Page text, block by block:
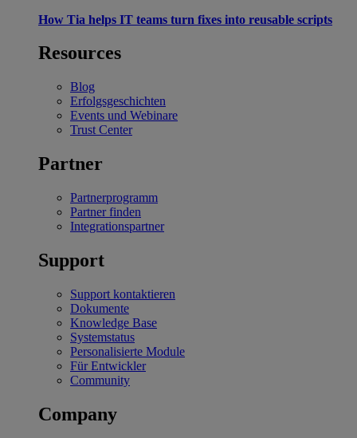
How Tia helps IT teams turn fixes into reusable scripts
Resources
Blog
Erfolgsgeschichten
Events und Webinare
Trust Center
Partner
Partnerprogramm
Partner finden
Integrationspartner
Support
Support kontaktieren
Dokumente
Knowledge Base
Systemstatus
Personalisierte Module
Für Entwickler
Community
Company